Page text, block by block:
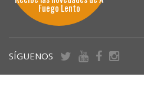
Fuego Lento
SÍGUENOS